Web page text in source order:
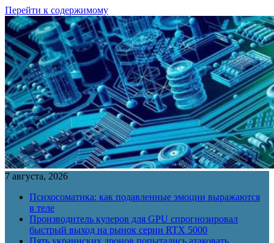
Перейти к содержимому
7 августа, 2026
Психосоматика: как подавленные эмоции выражаются
в теле
Производитель кулеров для GPU спрогнозировал
быстрый выход на рынок серии RTX 5000
Пять украинских дронов попытались атаковать